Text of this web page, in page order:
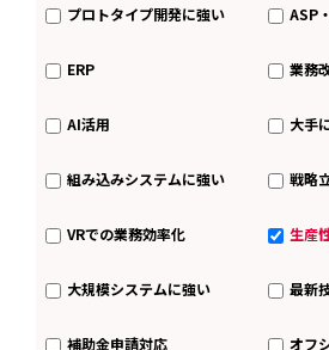
プロトタイプ開発に強い ASP
ERP 業務
AI活用 大手
組み込みシステムに強い 戦略
VRでの業務効率化 生産
大規模システムに強い 最新
補助金申請対応 オフ